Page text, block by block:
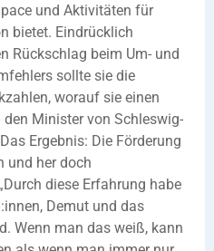
und Aktivitäten für
bietet. Eindrücklich
Rückschlag beim Um- und
sollte sie die
worauf sie einen
Minister von Schleswig-
Ergebnis: Die Förderung
und her doch
diese Erfahrung habe
Demut und das
Wenn man das weiß, kann